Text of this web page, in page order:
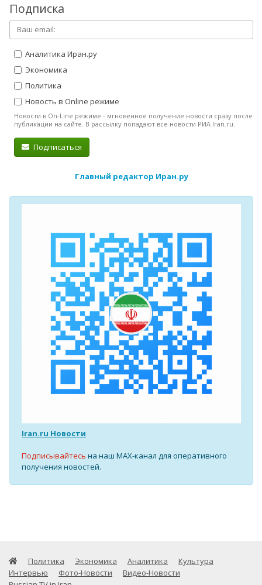
Подписка
Аналитика Иран.ру
Экономика
Политика
Новость в Online режиме
Новости в On-Line режиме - мгновенное получение новости сразу после
публикации на сайте. В рассылку попадают все новости РИА Iran.ru.
Подписаться
Главный редактор Иран.ру
Iran.ru Новости
Подписывайтесь на наш MAX-канал для оперативного
получения новостей.
Политика Экономика Аналитика
Культура
Интервью
Фото-Новости
Видео-Новости